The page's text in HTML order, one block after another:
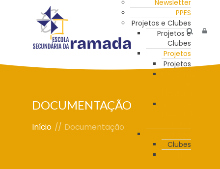
Newsletter
PPES
Projetos e Clubes
Projetos e
Clubes
Projetos
Projetos
Clubes
DOCUMENTAÇÃO
Início // Documentação